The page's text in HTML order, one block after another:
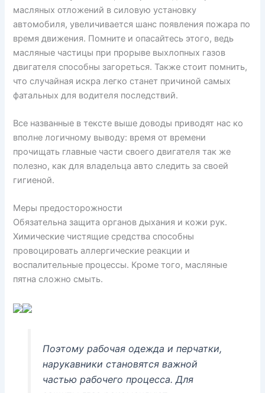
масляных отложений в силовую установку
автомобиля, увеличивается шанс появления пожара по
время движения. Помните и опасайтесь этого, ведь
масляные частицы при прорыве выхлопных газов
двигателя способны загореться. Также стоит помнить,
что случайная искра легко станет причиной самых
фатальных для водителя последствий.
Все названные в тексте выше доводы приводят нас ко
вполне логичному выводу: время от времени
прочищать главные части своего двигателя так же
полезно, как для владельца авто следить за своей
гигиеной.
Меры предосторожности
Обязательна защита органов дыхания и кожи рук.
Химические чистящие средства способны
провоцировать аллергические реакции и
воспалительные процессы. Кроме того, масляные
пятна сложно смыть.
Поэтому рабочая одежда и перчатки,
нарукавники становятся важной
частью рабочего процесса. Для